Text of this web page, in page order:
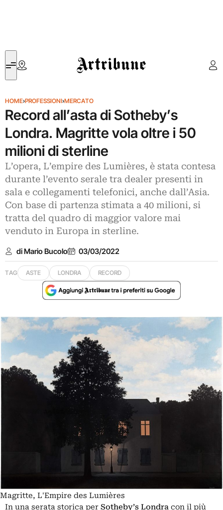
Artribune
HOME›PROFESSIONI›MERCATO
Record all’asta di Sotheby’s
Londra. Magritte vola oltre i 50
milioni di sterline
L’opera, L’empire des Lumières, è stata contesa
durante l’evento serale tra dealer presenti in
sala e collegamenti telefonici, anche dall’Asia.
Con base di partenza stimata a 40 milioni, si
tratta del quadro di maggior valore mai
venduto in Europa in sterline.
di Mario Bucolo 03/03/2022
TAG ASTE LONDRA RECORD
Magritte, L'Empire des Lumières
In una serata storica per Sotheby’s Londra con il più